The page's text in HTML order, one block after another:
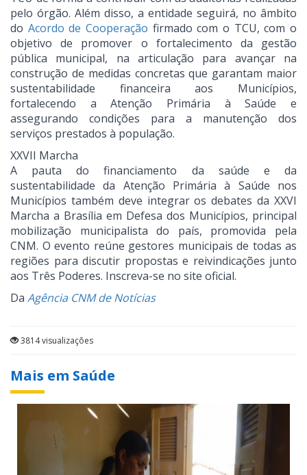
pelo órgão. Além disso, a entidade seguirá, no âmbito
do Acordo de Cooperação firmado com o TCU, com o
objetivo de promover o fortalecimento da gestão
pública municipal, na articulação para avançar na
construção de medidas concretas que garantam maior
sustentabilidade financeira aos Municípios,
fortalecendo a Atenção Primária à Saúde e
assegurando condições para a manutenção dos
serviços prestados à população.
XXVII Marcha
A pauta do financiamento da saúde e da
sustentabilidade da Atenção Primária à Saúde nos
Municípios também deve integrar os debates da XXVI
Marcha a Brasília em Defesa dos Municípios, principal
mobilização municipalista do país, promovida pela
CNM. O evento reúne gestores municipais de todas as
regiões para discutir propostas e reivindicações junto
aos Três Poderes. Inscreva-se no site oficial.
Da Agência CNM de Notícias
3814 visualizações
Mais em Saúde